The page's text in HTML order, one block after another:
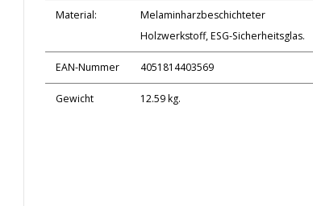
Material:
Melaminharzbeschichteter
Holzwerkstoff, ESG-Sicherheitsglas.
EAN-Nummer 4051814403569
Gewicht 12.59 kg.